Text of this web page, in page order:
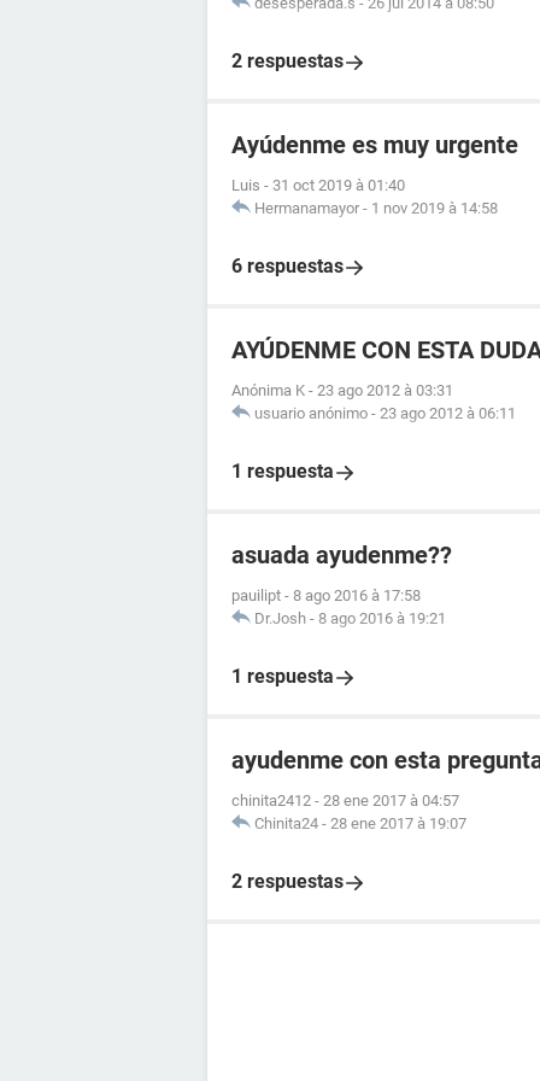
2 respuestas
Ayúdenme es muy urgente
Luis - 31 oct 2019 à 01:40
Hermanamayor - 1 nov 2019 à 14:58
6 respuestas
AYÚDENME CON ESTA
Anónima K - 23 ago 2012 à 03:31
usuario anónimo - 23 ago 2012 à 06:11
1 respuesta
asuada ayudenme??
pauilipt - 8 ago 2016 à 17:58
Dr.Josh - 8 ago 2016 à 19:21
1 respuesta
ayudenme con esta
chinita2412 - 28 ene 2017 à 04:57
Chinita24 - 28 ene 2017 à 19:07
2 respuestas